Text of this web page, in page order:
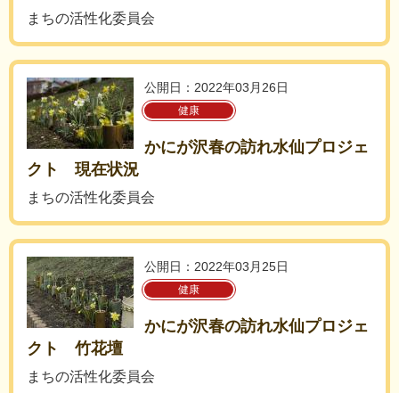
まちの活性化委員会
公開日：2022年03月26日
健康
かにが沢春の訪れ水仙プロジェ
クト 現在状況
まちの活性化委員会
公開日：2022年03月25日
健康
かにが沢春の訪れ水仙プロジェ
クト 竹花壇
まちの活性化委員会